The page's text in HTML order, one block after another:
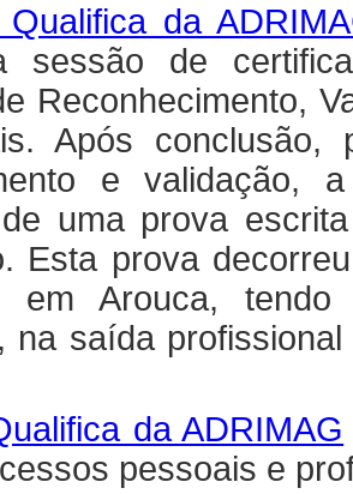
Qualifica da
sessão de
Reconhecimento,
Após
e validação,
uma prova
Esta prova
em Arouca, tendo
na saída
da ADRIMAG
pessoais e